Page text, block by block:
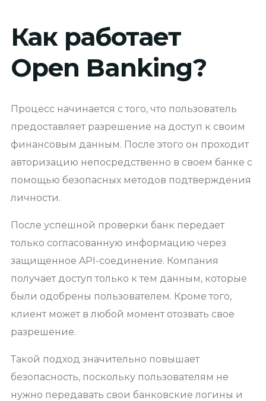
Как работает
Open Banking?
Процесс начинается с того, что пользователь
предоставляет разрешение на доступ к своим
финансовым данным. После этого он проходит
авторизацию непосредственно в своем банке с
помощью безопасных методов подтверждения
личности.
После успешной проверки банк передает
только согласованную информацию через
защищенное API-соединение. Компания
получает доступ только к тем данным, которые
были одобрены пользователем. Кроме того,
клиент может в любой момент отозвать свое
разрешение.
Такой подход значительно повышает
безопасность, поскольку пользователям не
нужно передавать свои банковские логины и